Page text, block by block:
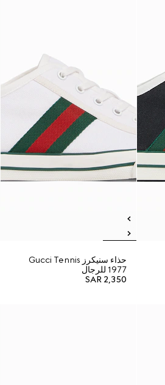
حذاء سنيكرز Gucci Tennis
1977 للرجال
SAR 2,350